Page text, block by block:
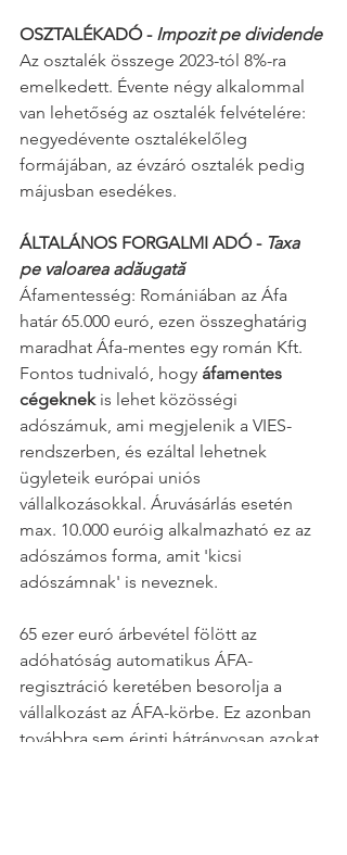
OSZTALÉKADÓ - Impozit pe dividende
Az osztalék összege 2023-tól 8%-ra
emelkedett. Évente négy alkalommal
van lehetőség az osztalék felvételére:
negyedévente osztalékelőleg
formájában, az évzáró osztalék pedig
májusban esedékes.
ÁLTALÁNOS FORGALMI ADÓ - Taxa
pe valoarea adăugată
Áfamentesség: Romániában az Áfa
határ 65.000 euró, ezen összeghatárig
maradhat Áfa-mentes egy román Kft.
Fontos tudnivaló, hogy áfamentes
cégeknek is lehet közösségi
adószámuk, ami megjelenik a VIES-
rendszerben, és ezáltal lehetnek
ügyleteik európai uniós
vállalkozásokkal. Áruvásárlás esetén
max. 10.000 euróig alkalmazható ez az
adószámos forma, amit 'kicsi
adószámnak' is neveznek.
65 ezer euró árbevétel fölött az
adóhatóság automatikus ÁFA-
regisztráció keretében besorolja a
vállalkozást az ÁFA-körbe. Ez azonban
továbbra sem érinti hátrányosan azokat,